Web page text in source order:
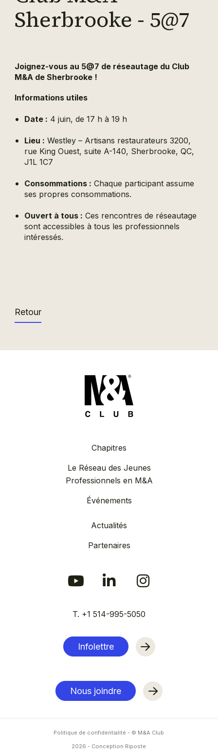
Sherbrooke - 5@7
Joignez-vous au 5@7 de réseautage du Club
M&A de Sherbrooke !
Informations utiles
Date : 4 juin, de 17 h à 19 h
Lieu : Westley – Artisans restaurateurs 3200,
rue King Ouest, suite A-140, Sherbrooke, QC,
J1L 1C7
Consommations : Chaque participant assume
ses propres consommations.
Ouvert à tous : Ces rencontres de réseautage
sont accessibles à tous les professionnels
intéressés.
Retour
Chapitres
Le Réseau des Jeunes
Professionnels en M&A
Événements
Actualités
Partenaires
T. +1 514-995-5050
Infolettre
Nous joindre
Politique de confidentialité - © M&A Club
2026 - Conception Riposte